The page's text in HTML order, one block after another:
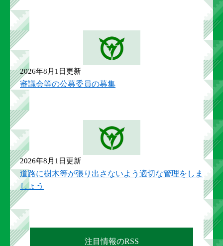
2026年8月1日更新
審議会等の公募委員の募集
2026年8月1日更新
道路に樹木等が張り出さないよう適切な管理をしま
しょう
注目情報のRSS